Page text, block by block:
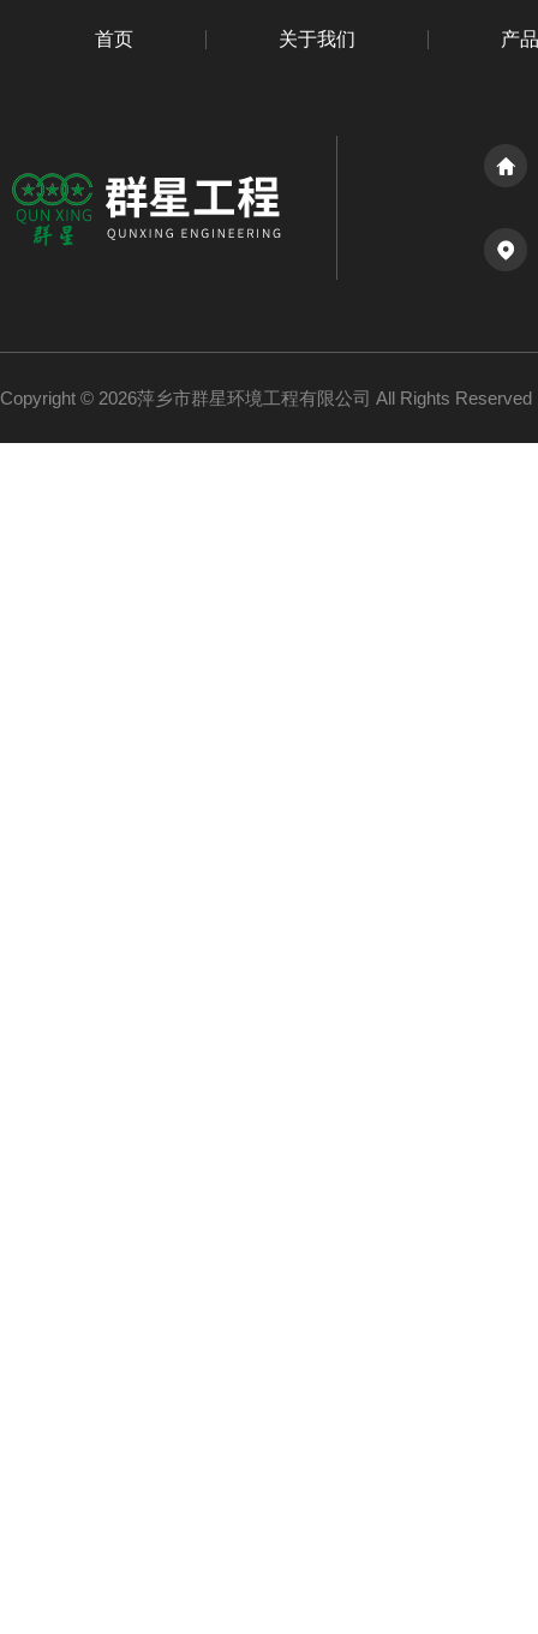
首页 关于我们 产
Copyright © 2026萍乡市群星环境工程有限公司 All Rights